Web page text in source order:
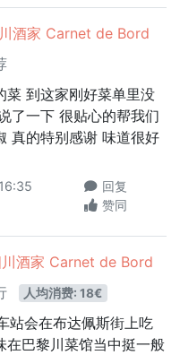
酒家 Carnet de Bord
菜 到这家刚好菜单里没
了一下 很贴心的帮我们
真的特别感谢 味道很好
回复
赞同
酒家 Carnet de Bord
人均消费: 18€
站会在布达佩斯街上吃
在巴黎川菜馆当中挺一般